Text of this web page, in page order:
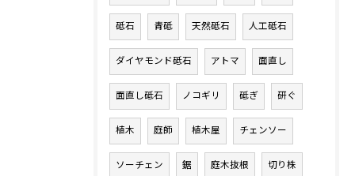
砥石 青砥 天然砥石 人工砥石
ダイヤモンド砥石 アトマ 面直し
面直し砥石 ノコギリ 砥ぎ 研ぐ
植木 庭師 植木屋 チェンソー
ソーチェン 鋸 庭木抜根 切り株